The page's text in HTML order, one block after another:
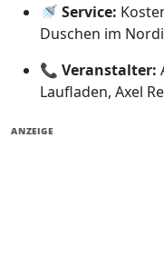
🚿 Service:
Duschen im
📞 Veranstalter:
Laufladen, Axel
ANZEIGE